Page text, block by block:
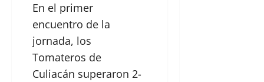
En el primer
encuentro de la
jornada, los
Tomateros de
Culiacán superaron 2-